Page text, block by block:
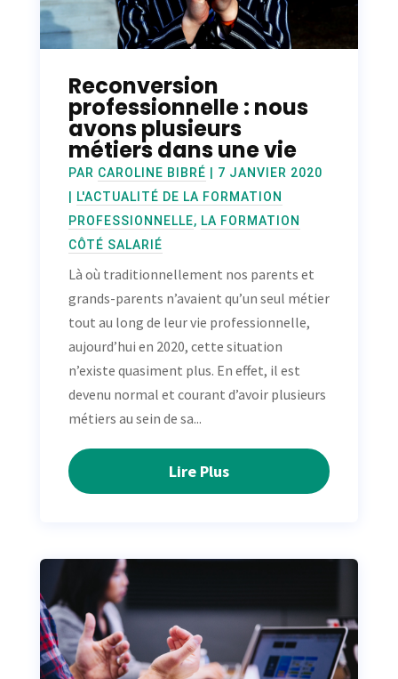
Reconversion
professionnelle : nous
avons plusieurs
métiers dans une vie
PAR CAROLINE BIBRÉ
7 JANVIER 2020
L'ACTUALITÉ DE LA FORMATION
PROFESSIONNELLE, LA FORMATION
CÔTÉ SALARIÉ
Là où traditionnellement nos parents et
grands-parents n’avaient qu’un seul métier
tout au long de leur vie professionnelle,
aujourd’hui en 2020, cette situation
n’existe quasiment plus. En effet, il est
devenu normal et courant d’avoir plusieurs
métiers au sein de sa...
Lire Plus